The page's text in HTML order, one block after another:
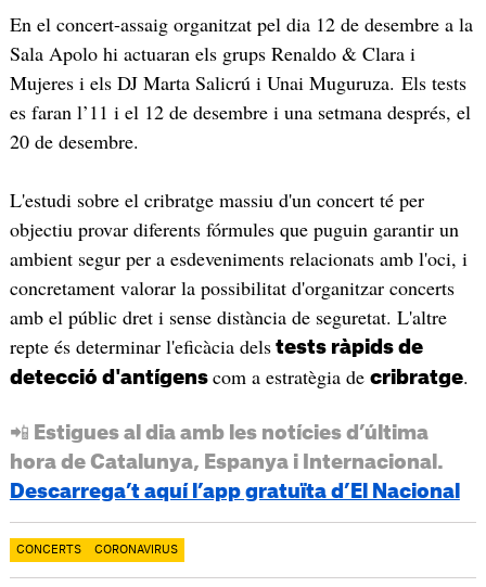
En el concert-assaig organitzat pel dia 12 de desembre a la
Sala Apolo hi actuaran els grups Renaldo & Clara i
Mujeres i els DJ Marta Salicrú i Unai Muguruza. Els tests
es faran l’11 i el 12 de desembre i una setmana després, el
20 de desembre.
L'estudi sobre el cribratge massiu d'un concert té per
objectiu provar diferents fórmules que puguin garantir un
ambient segur per a esdeveniments relacionats amb l'oci, i
concretament valorar la possibilitat d'organitzar concerts
amb el públic dret i sense distància de seguretat. L'altre
repte és determinar l'eficàcia delstests ràpids de
detecció d'antígens com a estratègia de cribratge.
📲 Estigues al dia amb les notícies d’última
hora de Catalunya, Espanya i Internacional.
Descarrega’t aquí l’app gratuïta d’El Nacional
CONCERTS CORONAVIRUS